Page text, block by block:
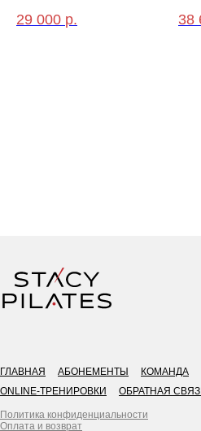
29 000 р. 38
ГЛАВНАЯ АБОНЕМЕНТЫ КОМАНДА
ONLINE-ТРЕНИРОВКИ
ОБРАТНАЯ
Политика конфиденциальности
Оплата и возврат